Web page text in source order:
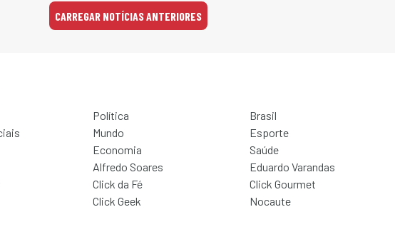
CARREGAR NOTÍCIAS ANTERIORES
Política
Brasil
Mundo
Esporte
Economia
Saúde
Alfredo Soares
Eduardo Varandas
Click da Fé
Click Gourmet
Click Geek Nocaute